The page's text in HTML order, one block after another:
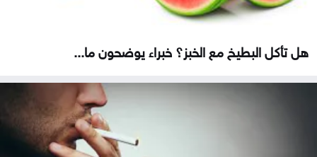
هل تأكل البطيخ مع الخبز؟ خبراء يوضحون ما...